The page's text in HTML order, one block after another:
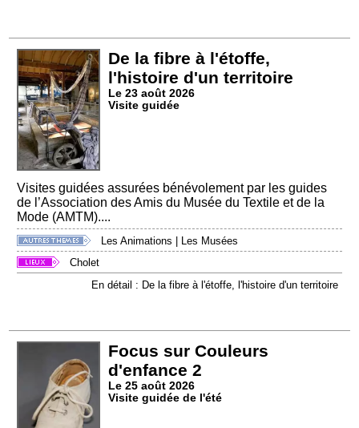
De la fibre à l'étoffe,
l'histoire d'un territoire
Le 23 août 2026
Visite guidée
Visites guidées assurées bénévolement par les guides
de l’Association des Amis du Musée du Textile et de la
Mode (AMTM)....
Les Animations
Les Musées
Cholet
En détail : De la fibre à l'étoffe, l'histoire d'un territoire
Focus sur Couleurs
d'enfance 2
Le 25 août 2026
Visite guidée de l'été